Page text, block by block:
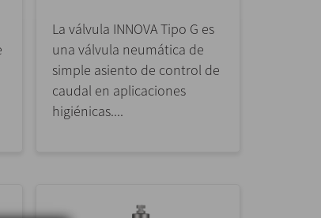
La válvula INNOVA Tipo G es
una válvula neumática de
simple asiento de control de
caudal en aplicaciones
higiénicas....